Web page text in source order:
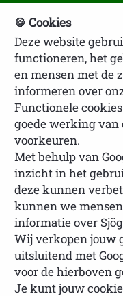
U bevindt zich
onderzoek
Onderzoek
🍪 Cookies
Deze website
functioneren, het
en mensen met de
informeren over
Functionele
goede werking van
voorkeuren.
Met behulp van
inzicht in het
deze kunnen
kunnen we
informatie over
Wij verkopen jouw
uitsluitend met
voor de hierboven
Je kunt jouw